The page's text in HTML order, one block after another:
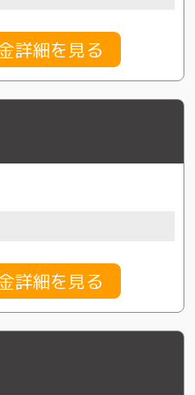
詳細を見る
詳細を見る